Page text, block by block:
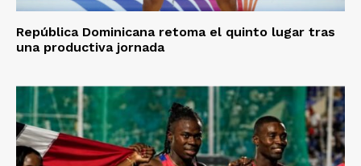
República Dominicana retoma el quinto lugar tras
una productiva jornada